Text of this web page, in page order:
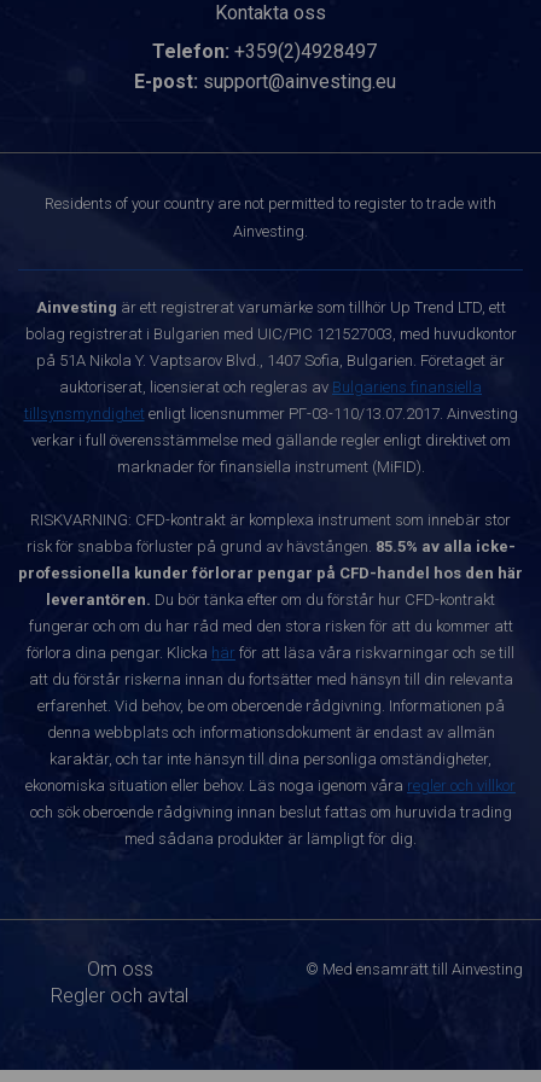
Kontakta oss
Telefon: +359(2)4928497
E-post: support@ainvesting.eu
Residents of your country are not permitted to register to trade with
Ainvesting.
Ainvesting är ett registrerat varumärke som tillhör Up Trend LTD, ett
bolag registrerat i Bulgarien med UIC/PIC 121527003, med huvudkontor
på 51A Nikola Y. Vaptsarov Blvd., 1407 Sofia, Bulgarien. Företaget är
auktoriserat, licensierat och regleras av Bulgariens finansiella
tillsynsmyndighetenligt licensnummer РГ-03-110/13.07.2017. Ainvesting
verkar i full överensstämmelse med gällande regler enligt direktivet om
marknader för finansiella instrument (MiFID).
RISKVARNING: CFD-kontrakt är komplexa instrument som innebär stor
risk för snabba förluster på grund av hävstången. 85.5% av alla icke-
professionella kunder förlorar pengar på CFD-handel hos den här
leverantören. Du bör tänka efter om du förstår hur CFD-kontrakt
fungerar och om du har råd med den stora risken för att du kommer att
förlora dina pengar. Klicka här för att läsa våra riskvarningar och se till
att du förstår riskerna innan du fortsätter med hänsyn till din relevanta
erfarenhet. Vid behov, be om oberoende rådgivning. Informationen på
denna webbplats och informationsdokument är endast av allmän
karaktär, och tar inte hänsyn till dina personliga omständigheter,
ekonomiska situation eller behov. Läs noga igenom våra regler och villkor
och sök oberoende rådgivning innan beslut fattas om huruvida trading
med sådana produkter är lämpligt för dig.
Om oss
Regler och avtal
© Med ensamrätt till Ainvesting